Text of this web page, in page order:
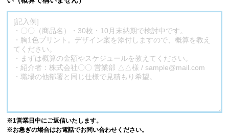
※1営業日中にご返信いたします。
※お急ぎの場合はお電話でお問い合わせください。